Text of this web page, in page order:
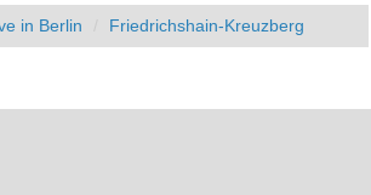
in Berlin Friedrichshain-Kreuzberg